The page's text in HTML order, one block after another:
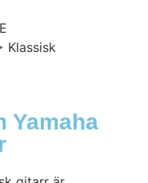
Klassisk
Yamaha